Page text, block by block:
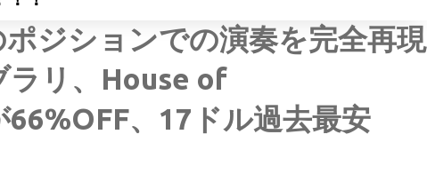
ジションでの演奏を完全再現
ラリ、House of
、17ドル過去最安